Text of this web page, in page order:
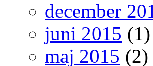
december
juni 2015 (1)
maj 2015 (2)